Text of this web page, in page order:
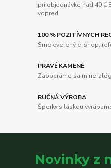
pri objednávke nad 40 €
vopred
100 % POZITÍVNYCH
Sme overený e-shop,
PRAVÉ KAMENE
Zaoberáme sa
RUČNÁ VÝROBA
Šperky s láskou
Novinky z